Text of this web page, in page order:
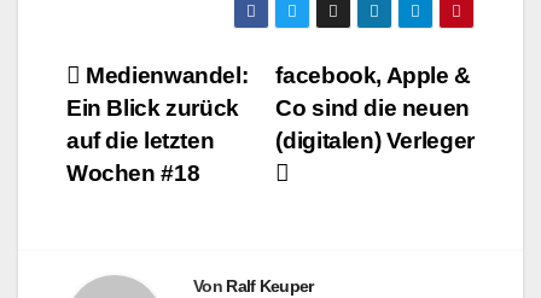
Beitragsnavigation
facebook, Apple &
Co sind die neuen
(digitalen) Verleger
Medienwandel:
Ein Blick zurück
auf die letzten
Wochen #18
Von Ralf Keuper